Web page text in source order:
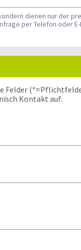
dienen nur der
per Telefon oder
Felder
Kontakt auf: